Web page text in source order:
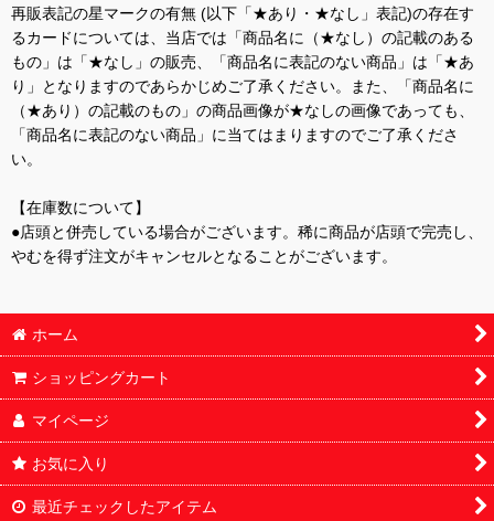
再販表記の星マークの有無 (以下「★あり・★なし」表記)の存在す
るカードについては、当店では「商品名に（★なし）の記載のある
もの」は「★なし」の販売、「商品名に表記のない商品」は「★あ
り」となりますのであらかじめご了承ください。また、「商品名に
（★あり）の記載のもの」の商品画像が★なしの画像であっても、
「商品名に表記のない商品」に当てはまりますのでご了承くださ
い。
【在庫数について】
●店頭と併売している場合がございます。稀に商品が店頭で完売し、
やむを得ず注文がキャンセルとなることがございます。
ホーム
ショッピングカート
マイページ
お気に入り
最近チェックしたアイテム